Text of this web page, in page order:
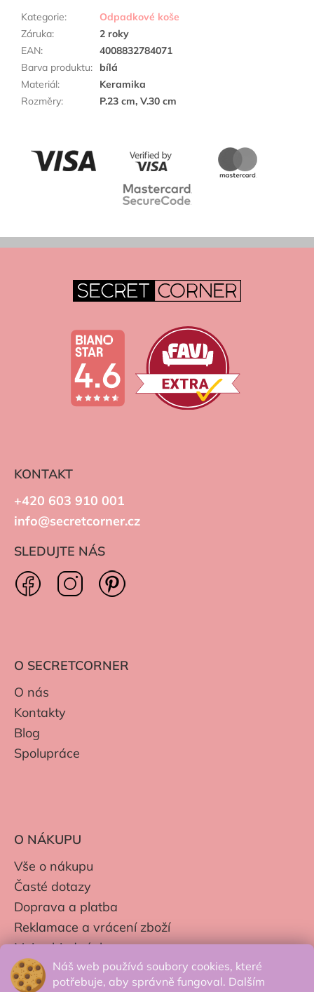
Náš web používá soubory cookies, které
potřebuje, aby správně fungoval. Dalším
Kategorie:
Odpadkové koše
Záruka:
2 roky
EAN:
4008832784071
Barva produktu:
bílá
Materiál:
Keramika
Rozměry: P.23 cm, V.30 cm
KONTAKT
+420 603 910 001
info@secretcorner.cz
SLEDUJTE NÁS
O SECRETCORNER
O nás
Kontakty
Blog
Spolupráce
O NÁKUPU
Vše o nákupu
Časté dotazy
Doprava a platba
Reklamace a vrácení zboží
Moje objednávky
Obchodní podmínky
Zpracování os. údajů